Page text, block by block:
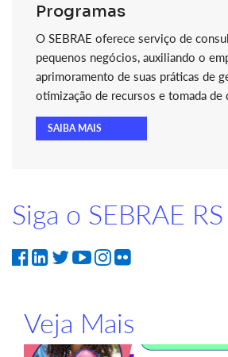
Programas
O SEBRAE oferece serviço de
pequenos negócios, auxiliando o
aprimoramento de suas práticas de
otimização de recursos e tomada de
SAIBA MAIS
Siga o SEBRAE RS
Veja Mais